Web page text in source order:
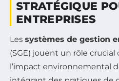
STRATÉGIQUE
ENTREPRISES
Les systèmes de gestion
(SGE) jouent un rôle
l’impact environnemental